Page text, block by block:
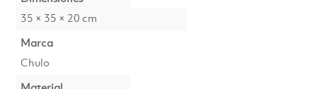
35 × 35 × 20 cm
Marca
Chulo